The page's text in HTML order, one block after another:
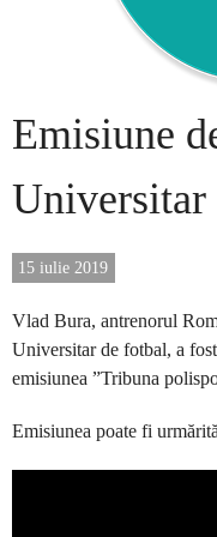
Emisiune
Universitar
15 iulie 2019
Vlad Bura, antrenorul
Universitar de fotbal, a
emisiunea ”Tribuna
Emisiunea poate fi